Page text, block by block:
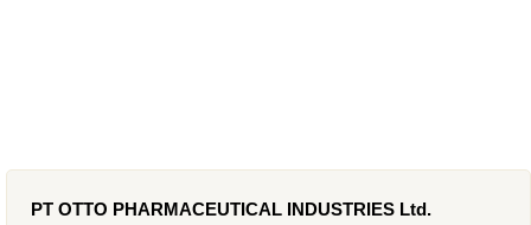
PT OTTO PHARMACEUTICAL INDUSTRIES Ltd.